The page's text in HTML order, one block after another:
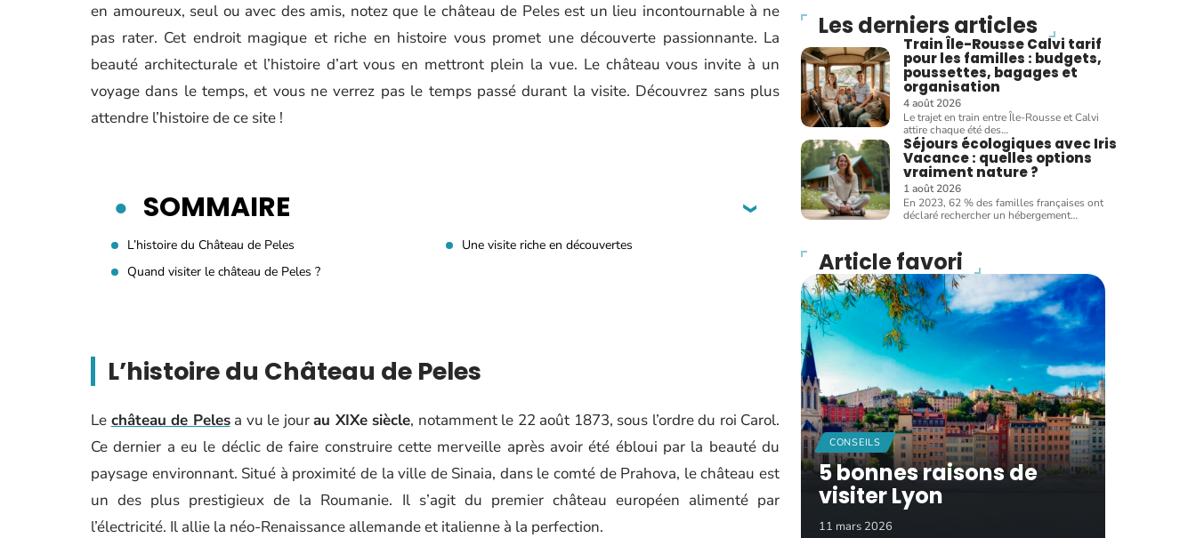
en amoureux, seul ou avec des amis, notez que le château de Peles est un lieu incontournable à ne
pas rater. Cet endroit magique et riche en histoire vous promet une découverte passionnante. La
beauté architecturale et l’histoire d’art vous en mettront plein la vue. Le château vous invite à un
voyage dans le temps, et vous ne verrez pas le temps passé durant la visite. Découvrez sans plus
attendre l’histoire de ce site !
SOMMAIRE
L’histoire du Château de Peles
Une visite riche en découvertes
Quand visiter le château de Peles ?
L’histoire du Château de Peles
Le château de Pelesa vu le jourau XIXe siècle, notamment le 22 août 1873, sous l’ordre du roi Carol.
Ce dernier a eu le déclic de faire construire cette merveille après avoir été ébloui par la beauté du
paysage environnant. Situé à proximité de la ville de Sinaia, dans le comté de Prahova, le château est
un des plus prestigieux de la Roumanie. Il s’agit du premier château européen alimenté par
l’électricité. Il allie la néo-Renaissance allemande et italienne à la perfection.
Les derniers articles
Train Île-Rousse Calvi tarif
pour les familles : budgets,
poussettes, bagages et
organisation
4 août 2026
Le trajet en train entre Île-Rousse et Calvi
attire chaque été des…
Séjours écologiques avec Iris
Vacance : quelles options
vraiment nature ?
1 août 2026
En 2023, 62 % des familles françaises ont
déclaré rechercher un hébergement…
Article favori
CONSEILS
5 bonnes raisons de
visiter Lyon
11 mars 2026